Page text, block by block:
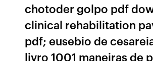
chotoder golpo pdf
clinical rehabilitation
pdf; eusebio de
livro 1001 maneiras de